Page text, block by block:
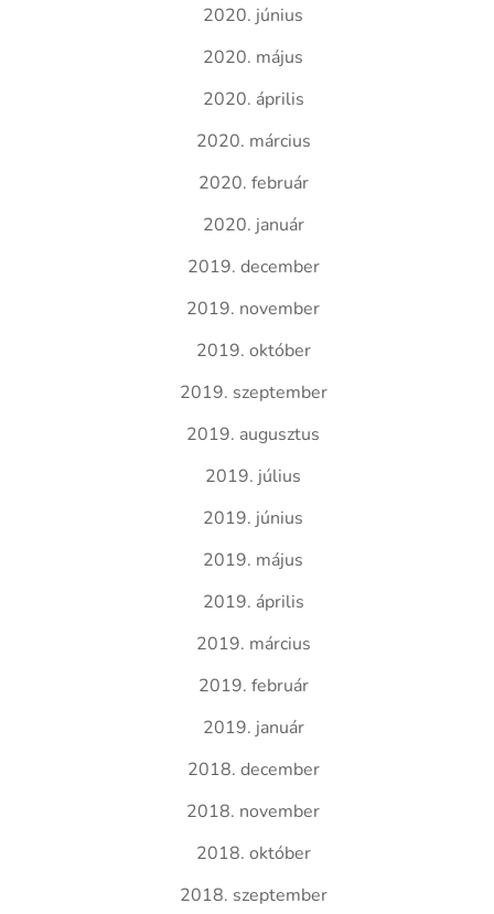
2020. június
2020. május
2020. április
2020. március
2020. február
2020. január
2019. december
2019. november
2019. október
2019. szeptember
2019. augusztus
2019. július
2019. június
2019. május
2019. április
2019. március
2019. február
2019. január
2018. december
2018. november
2018. október
2018. szeptember